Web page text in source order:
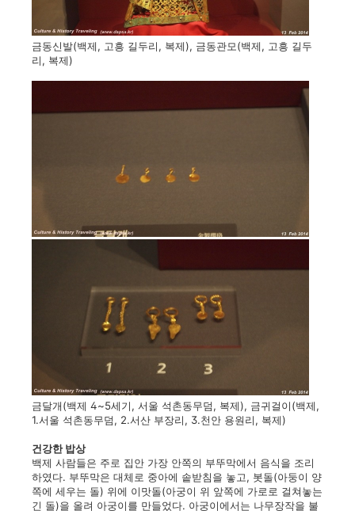
금동신발(백제, 고흥 길두리, 복제), 금동관모(백제, 고흥 길두
리, 복제)
금달개(백제 4~5세기, 서울 석촌동무덤, 복제), 금귀걸이(백제,
1.서울 석촌동무덤, 2.서산 부장리, 3.천안 용원리, 복제)
건강한 밥상
백제 사람들은 주로 집안 가장 안쪽의 부뚜막에서 음식을 조리
하였다. 부뚜막은 대체로 중아에 솥받침을 놓고, 봇돌(아둥이 양
쪽에 세우는 돌) 위에 이맛돌(아궁이 위 앞쪽에 가로로 걸쳐놓는
긴 돌)을 올려 아궁이를 만들었다. 아궁이에서는 나무장작을 불